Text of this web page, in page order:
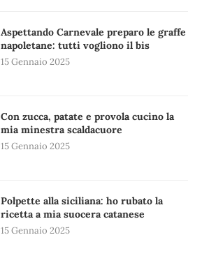
Aspettando Carnevale preparo le graffe
napoletane: tutti vogliono il bis
15 Gennaio 2025
Con zucca, patate e provola cucino la
mia minestra scaldacuore
15 Gennaio 2025
Polpette alla siciliana: ho rubato la
ricetta a mia suocera catanese
15 Gennaio 2025